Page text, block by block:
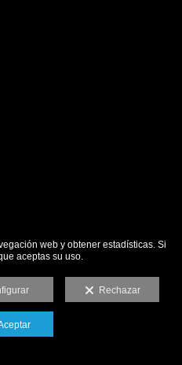
web y obtener estadísticas. Si
aceptas su uso.
Rechazar